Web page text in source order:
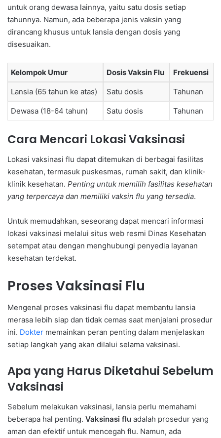
untuk orang dewasa lainnya, yaitu satu dosis setiap
tahunnya. Namun, ada beberapa jenis vaksin yang
dirancang khusus untuk lansia dengan dosis yang
disesuaikan.
Kelompok Umur Dosis Vaksin Flu Frekuensi
Lansia (65 tahun ke atas) Satu dosis Tahunan
Dewasa (18-64 tahun) Satu dosis Tahunan
Cara Mencari Lokasi Vaksinasi
Lokasi vaksinasi flu dapat ditemukan di berbagai fasilitas
kesehatan, termasuk puskesmas, rumah sakit, dan klinik-
klinik kesehatan. Penting untuk memilih fasilitas kesehatan
yang terpercaya dan memiliki vaksin flu yang tersedia.
Untuk memudahkan, seseorang dapat mencari informasi
lokasi vaksinasi melalui situs web resmi Dinas Kesehatan
setempat atau dengan menghubungi penyedia layanan
kesehatan terdekat.
Proses Vaksinasi Flu
Mengenal proses vaksinasi flu dapat membantu lansia
merasa lebih siap dan tidak cemas saat menjalani prosedur
ini. Dokter memainkan peran penting dalam menjelaskan
setiap langkah yang akan dilalui selama vaksinasi.
Apa yang Harus Diketahui Sebelum
Vaksinasi
Sebelum melakukan vaksinasi, lansia perlu memahami
beberapa hal penting. Vaksinasi flu adalah prosedur yang
aman dan efektif untuk mencegah flu. Namun, ada